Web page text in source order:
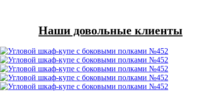
Наши довольные клиенты